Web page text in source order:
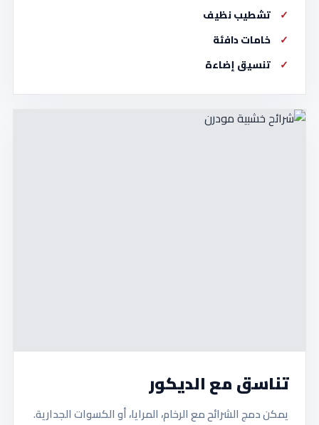
تشطيب نظيف
خامات دافئة
تنسيق إضاءة
تناسق مع الديكور
يمكن دمج الشرائح مع الرخام، المرايا، أو الكسوات الجدارية.